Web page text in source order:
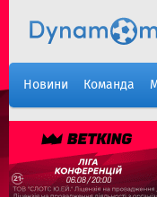
Новини Команда